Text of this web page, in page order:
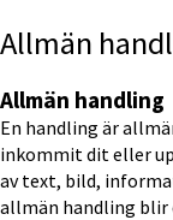
Allmän
Allmän handling
En handling är
inkommit dit eller
av text, bild,
allmän handling blir